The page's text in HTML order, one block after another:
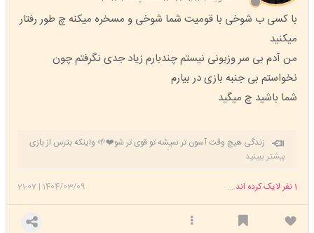
با کسی ب شوخی با قومیت شما شوخی و مسخره میکنه چ طور رفتار
میکنید
من آدم بی سر وزبونی نیستم چندبارم زیاد جدی نگرفتم چون
نخواستم بی جنبه بازی در بیارم
شما باشید چ میگید
زندگی هیچ وقت آسون تر نمیشه تو قوی تر شو❤️🌱 واینکه بترس از بازی
که فکر میکنی توش برنده ای👍بیشتر ببینید
1404/03/09
|
21:07 1نفر لایک کرده اند ...